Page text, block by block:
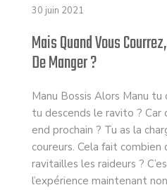
30 juin 2021
Mais Quand Vous
De Manger ?
Manu Bossis Alors Manu
tu descends le ravito ? Car
end prochain ? Tu as la
coureurs. Cela fait combien
ravitailles les raideurs ?
l’expérience maintenant